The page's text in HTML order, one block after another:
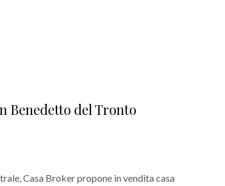
Benedetto del Tronto
Casa Broker propone in vendita casa